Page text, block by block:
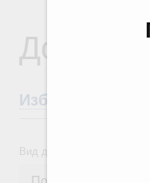
Избранные
Вид документа